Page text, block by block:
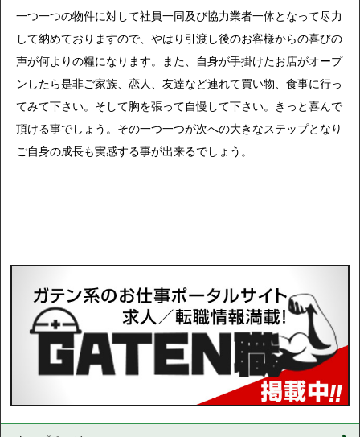
一つ一つの物件に対して社員一同及び協力業者一体となって尽力
して納めておりますので、やはり引渡し後のお客様からの喜びの
声が何よりの糧になります。また、自身が手掛けたお店がオープ
ンしたら是非ご家族、恋人、友達など連れて買い物、食事に行っ
てみて下さい。そして胸を張って自慢して下さい。きっと喜んで
頂ける事でしょう。その一つ一つが次への大きなステップとなり
ご自身の成長も実感する事が出来るでしょう。